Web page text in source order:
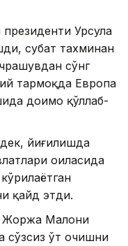
Урсула
суҳбат тахминан
сўнг
тармоқда Европа
доимо қўллаб-
йиғилишда
оиласида
қайд этди.
Жоржа Малони
сўзсиз ўт очишни